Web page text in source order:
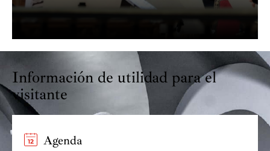
Información de utilidad para el
visitante
Agenda